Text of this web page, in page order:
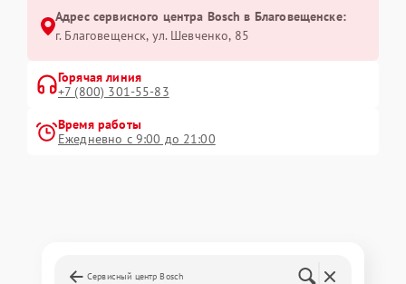
Адрес сервисного центра Bosch в Благовещенске:
г. Благовещенск, ул. Шевченко, 85
Горячая линия
+7 (800) 301-55-83
Время работы
Ежедневно с 9:00 до 21:00
Сервисный центр Bosch